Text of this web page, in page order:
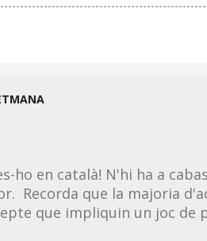
ho en català! N'hi ha a
Recorda que la majoria
que impliquin un joc de